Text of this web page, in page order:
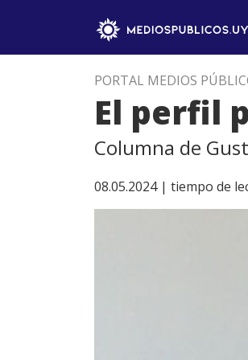
PORTAL MEDIOS
El perfil
Columna de
08.05.2024 | tiempo de